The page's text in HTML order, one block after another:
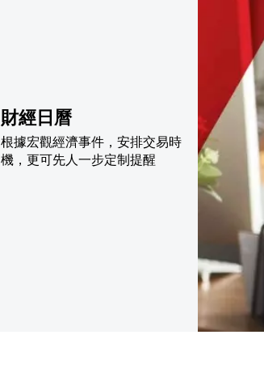
財經日曆
根據宏觀經濟事件，安排交易時
機，更可先人一步定制提醒